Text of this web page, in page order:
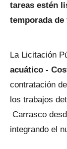
tareas estén
temporada de
La Licitación
acuático -
contratación
los trabajos
Carrasco
integrando el